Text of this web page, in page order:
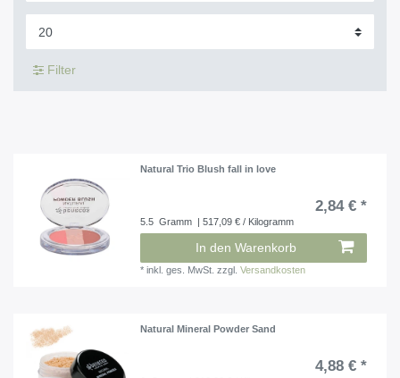
Filter
Natural Trio Blush fall in love
2,84 € *
5.5 Gramm | 517,09 € / Kilogramm
In den Warenkorb
*inkl. ges. MwSt. zzgl.Versandkosten
Natural Mineral Powder Sand
4,88 € *